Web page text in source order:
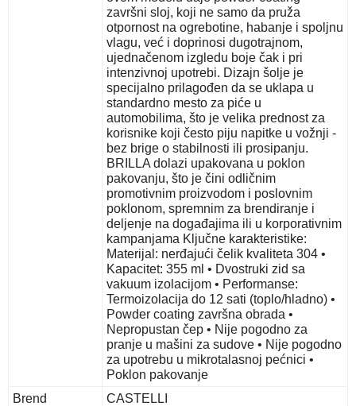
završni sloj, koji ne samo da pruža
otpornost na ogrebotine, habanje i spoljnu
vlagu, već i doprinosi dugotrajnom,
ujednačenom izgledu boje čak i pri
intenzivnoj upotrebi. Dizajn šolje je
specijalno prilagođen da se uklapa u
standardno mesto za piće u
automobilima, što je velika prednost za
korisnike koji često piju napitke u vožnji -
bez brige o stabilnosti ili prosipanju.
BRILLA dolazi upakovana u poklon
pakovanju, što je čini odličnim
promotivnim proizvodom i poslovnim
poklonom, spremnim za brendiranje i
deljenje na događajima ili u korporativnim
kampanjama Ključne karakteristike:
Materijal: nerđajući čelik kvaliteta 304 •
Kapacitet: 355 ml • Dvostruki zid sa
vakuum izolacijom • Performanse:
Termoizolacija do 12 sati (toplo/hladno) •
Powder coating završna obrada •
Nepropustan čep • Nije pogodno za
pranje u mašini za sudove • Nije pogodno
za upotrebu u mikrotalasnoj pećnici •
Poklon pakovanje
Brend
CASTELLI